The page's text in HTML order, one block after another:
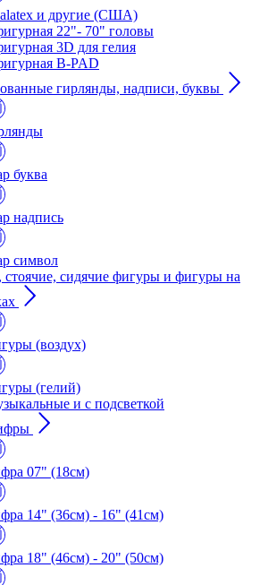
и другие (США)
22"- 70" головы
3D для гелия
B-PAD
гирлянды, надписи, буквы
буква
надпись
символ
стоячие, сидячие фигуры и фигуры на
(воздух)
(гелий)
и с подсветкой
07" (18см)
14" (36см) - 16" (41см)
18" (46см) - 20" (50см)